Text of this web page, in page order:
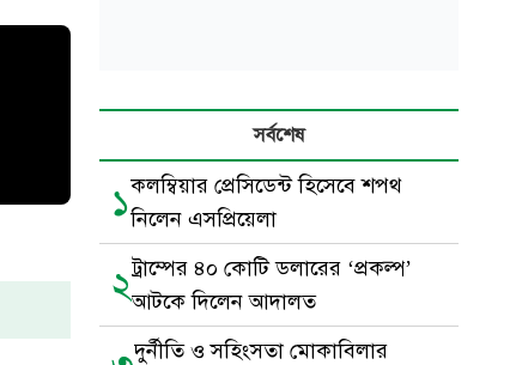
সর্বশেষ
১কলম্বিয়ার প্রেসিডেন্ট হিসেবে শপথ
নিলেন এসপ্রিয়েলা
২ট্রাম্পের ৪০ কোটি ডলারের ‘প্রকল্প’
আটকে দিলেন আদালত
দুর্নীতি ও সহিংসতা মোকাবিলার